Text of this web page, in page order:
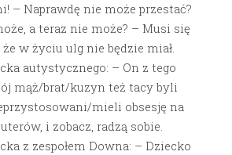
– Naprawdę nie może przestać?
a teraz nie może? – Musi się
w życiu ulg nie będzie miał.
autystycznego: – On z tego
mąż/brat/kuzyn też tacy byli
mieli obsesję na
i zobacz, radzą sobie.
z zespołem Downa: – Dziecko